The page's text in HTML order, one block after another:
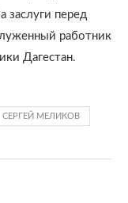
заслуги перед
работник
Дагестан.
СЕРГЕЙ МЕЛИКОВ